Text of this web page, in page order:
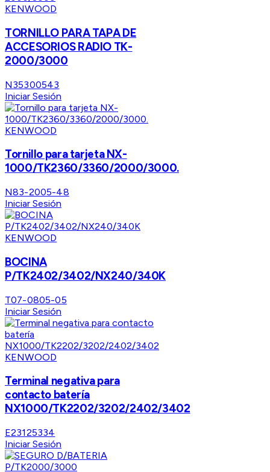
KENWOOD
TORNILLO PARA TAPA DE
ACCESORIOS RADIO TK-
2000/3000
N35300543
Iniciar Sesión
KENWOOD
Tornillo para tarjeta NX-
1000/TK2360/3360/2000/3000.
N83-2005-48
Iniciar Sesión
KENWOOD
BOCINA
P/TK2402/3402/NX240/340K
T07-0805-05
Iniciar Sesión
KENWOOD
Terminal negativa para
contacto batería
NX1000/TK2202/3202/2402/3402
E23125334
Iniciar Sesión